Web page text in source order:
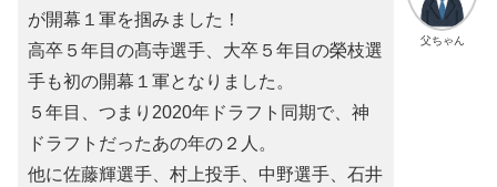
父ちゃん
が開幕１軍を掴みました！
高卒５年目の髙寺選手、大卒５年目の榮枝選
手も初の開幕１軍となりました。
５年目、つまり2020年ドラフト同期で、神
ドラフトだったあの年の２人。
他に佐藤輝選手、村上投手、中野選手、石井